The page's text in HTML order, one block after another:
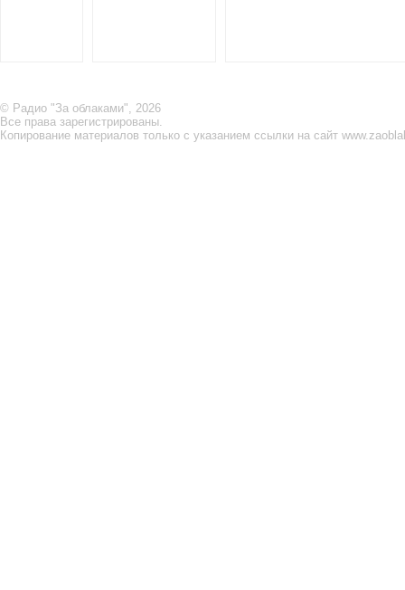
© Радио "За облаками", 2026
Все права зарегистрированы.
Копирование материалов только с указанием ссылки на сайт